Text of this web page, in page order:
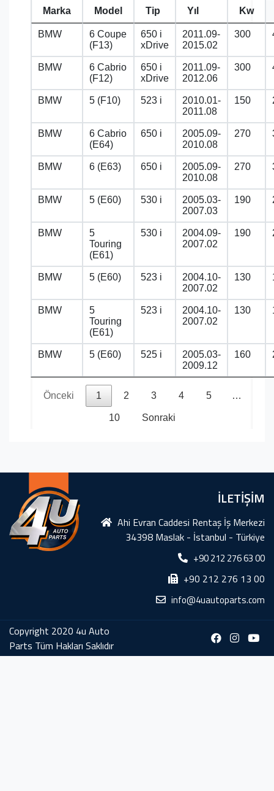
Marka Model Tip Yıl Kw
BMW
6 Coupe
(F13)
650 i
xDrive
2011.09-
2015.02
300
BMW
6 Cabrio
(F12)
650 i
xDrive
2011.09-
2012.06
300
BMW 5 (F10) 523 i
2010.01-
2011.08
150
BMW
6 Cabrio
(E64)
650 i
2005.09-
2010.08
270
BMW 6 (E63) 650 i
2005.09-
2010.08
270
BMW 5 (E60) 530 i
2005.03-
2007.03
190
BMW
5
Touring
(E61)
530 i
2004.09-
2007.02
190
BMW 5 (E60) 523 i
2004.10-
2007.02
130
BMW
5
Touring
(E61)
523 i
2004.10-
2007.02
130
BMW 5 (E60) 525 i
2005.03-
2009.12
160
Önceki 1 2 3 4 5 …
10 Sonraki
İLETİŞİM
Ahi Evran Caddesi Rentaş İş Merkezi
34398 Maslak - İstanbul - Türkiye
+90 212 276 63 00
+90 212 276 13 00
info@4uautoparts.com
Copyright 2020 4u Auto
Parts Tüm Hakları Saklıdır